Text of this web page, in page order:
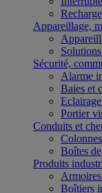
Appareillage,
Sécurité,
Alarme
Baies et
Portier
Conduits et
Boîtes
Produits
Boîtiers